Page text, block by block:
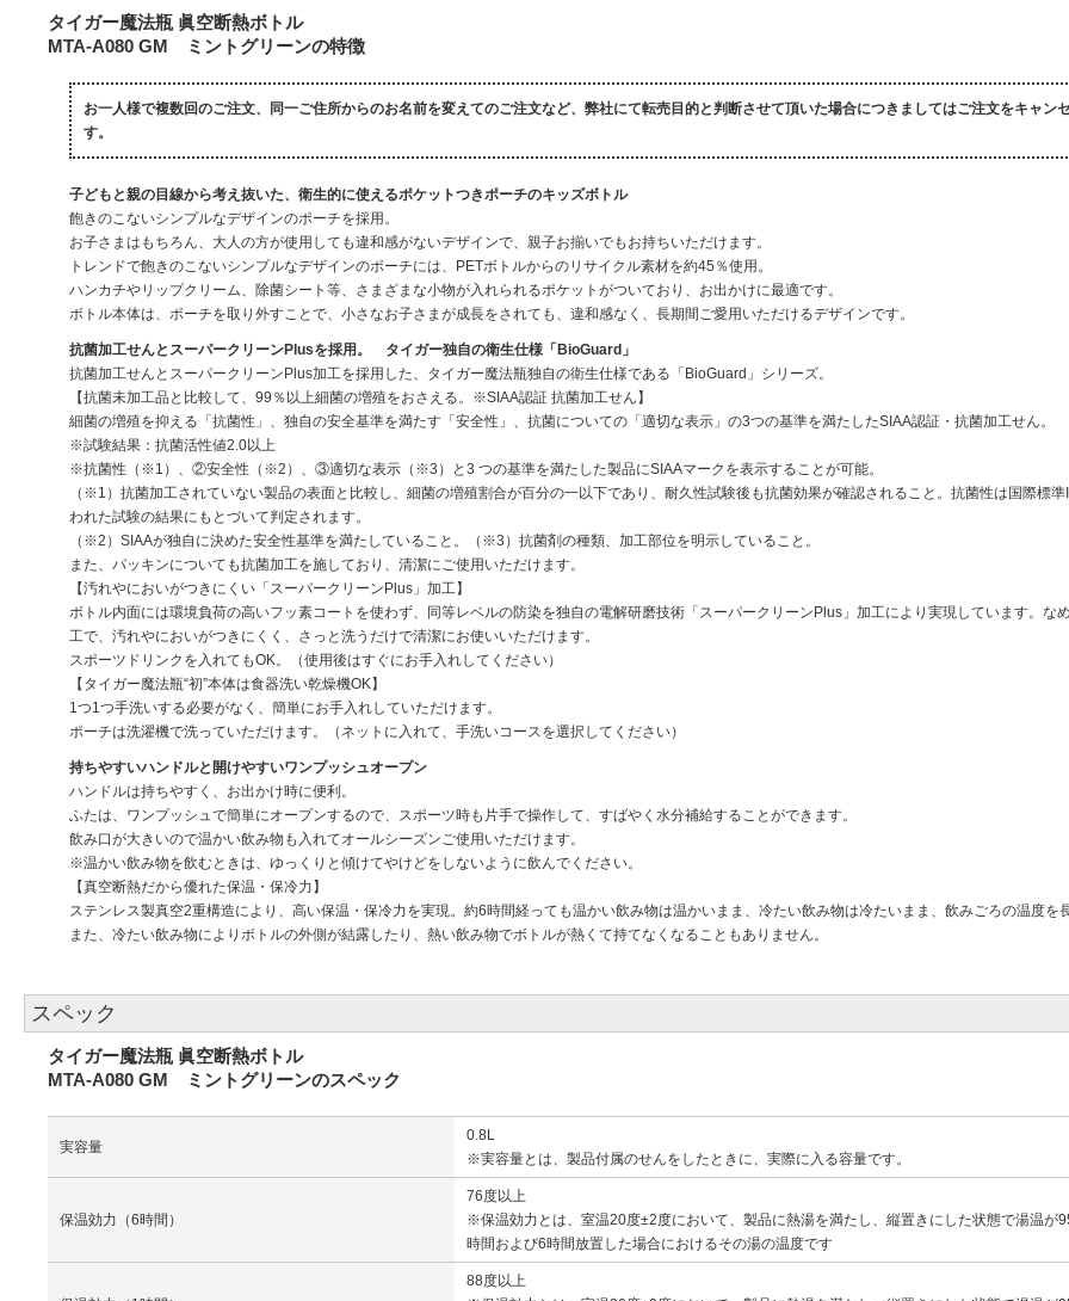
タイガー魔法瓶 眞空断熱ボトル
MTA-A080 GM ミントグリーンの特徴
お一人様で複数回のご注文、同一ご住所からのお名前を変えてのご注文など、弊社にて転売目的と判断させて頂いた場合につきましてはご注文をキャン
す。
子どもと親の目線から考え抜いた、衛生的に使えるポケットつきポーチのキッズボトル
飽きのこないシンプルなデザインのポーチを採用。
お子さまはもちろん、大人の方が使用しても違和感がないデザインで、親子お揃いでもお持ちいただけます。
トレンドで飽きのこないシンプルなデザインのポーチには、PETボトルからのリサイクル素材を約45％使用。
ハンカチやリップクリーム、除菌シート等、さまざまな小物が入れられるポケットがついており、お出かけに最適です。
ボトル本体は、ポーチを取り外すことで、小さなお子さまが成長をされても、違和感なく、長期間ご愛用いただけるデザインです。
抗菌加工せんとスーパークリーンPlusを採用。 タイガー独自の衛生仕様「BioGuard」
抗菌加工せんとスーパークリーンPlus加工を採用した、タイガー魔法瓶独自の衛生仕様である「BioGuard」シリーズ。
【抗菌未加工品と比較して、99％以上細菌の増殖をおさえる。※SIAA認証 抗菌加工せん】
細菌の増殖を抑える「抗菌性」、独自の安全基準を満たす「安全性」、抗菌についての「適切な表示」の3つの基準を満たしたSIAA認証・抗菌加工せん。
※試験結果：抗菌活性値2.0以上
※抗菌性（※1）、②安全性（※2）、③適切な表示（※3）と3 つの基準を満たした製品にSIAAマークを表示することが可能。
（※1）抗菌加工されていない製品の表面と比較し、細菌の増殖割合が百分の一以下であり、耐久性試験後も抗菌効果が確認されること。抗菌性は国際標
われた試験の結果にもとづいて判定されます。
（※2）SIAAが独自に決めた安全性基準を満たしていること。（※3）抗菌剤の種類、加工部位を明示していること。
また、パッキンについても抗菌加工を施しており、清潔にご使用いただけます。
【汚れやにおいがつきにくい「スーパークリーンPlus」加工】
ボトル内面には環境負荷の高いフッ素コートを使わず、同等レベルの防染を独自の電解研磨技術「スーパークリーンPlus」加工により実現しています。な
工で、汚れやにおいがつきにくく、さっと洗うだけで清潔にお使いいただけます。
スポーツドリンクを入れてもOK。（使用後はすぐにお手入れしてください）
【タイガー魔法瓶“初”本体は食器洗い乾燥機OK】
1つ1つ手洗いする必要がなく、簡単にお手入れしていただけます。
ポーチは洗濯機で洗っていただけます。（ネットに入れて、手洗いコースを選択してください）
持ちやすいハンドルと開けやすいワンプッシュオープン
ハンドルは持ちやすく、お出かけ時に便利。
ふたは、ワンプッシュで簡単にオープンするので、スポーツ時も片手で操作して、すばやく水分補給することができます。
飲み口が大きいので温かい飲み物も入れてオールシーズンご使用いただけます。
※温かい飲み物を飲むときは、ゆっくりと傾けてやけどをしないように飲んでください。
【真空断熱だから優れた保温・保冷力】
ステンレス製真空2重構造により、高い保温・保冷力を実現。約6時間経っても温かい飲み物は温かいまま、冷たい飲み物は冷たいまま、飲みごろの温度を
また、冷たい飲み物によりボトルの外側が結露したり、熱い飲み物でボトルが熱くて持てなくなることもありません。
スペック
タイガー魔法瓶 眞空断熱ボトル
MTA-A080 GM ミントグリーンのスペック
実容量
0.8L
※実容量とは、製品付属のせんをしたときに、実際に入る容量です。
保温効力（6時間）
76度以上
※保温効力とは、室温20度±2度において、製品に熱湯を満たし、縦置きにした状態で湯温が
時間および6時間放置した場合におけるその湯の温度です
88度以上